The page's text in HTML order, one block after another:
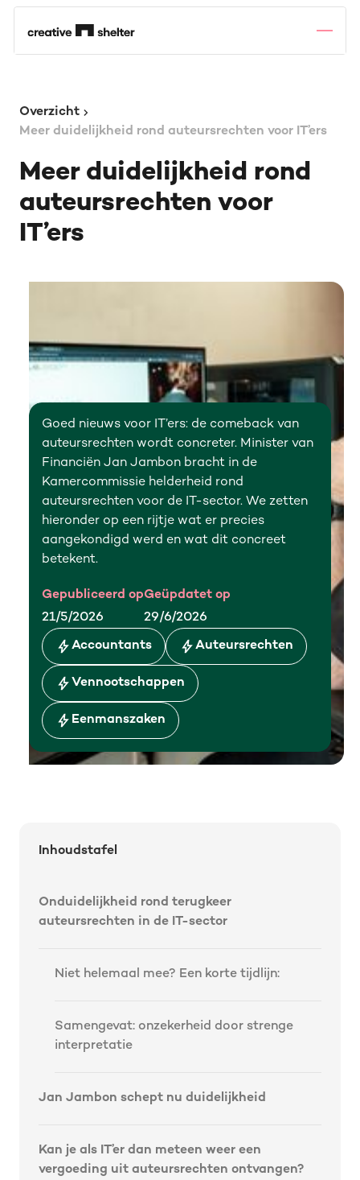
Overzicht
Meer duidelijkheid rond auteursrechten voor IT’ers
Meer duidelijkheid rond
auteursrechten voor
IT’ers
Goed nieuws voor IT’ers: de comeback van
auteursrechten wordt concreter. Minister van
Financiën Jan Jambon bracht in de
Kamercommissie helderheid rond
auteursrechten voor de IT-sector. We zetten
hieronder op een rijtje wat er precies
aangekondigd werd en wat dit concreet
betekent.
Gepubliceerd op
21/5/2026
Geüpdatet op
29/6/2026
Accountants Auteursrechten
Vennootschappen
Eenmanszaken
Inhoudstafel
Onduidelijkheid rond terugkeer
auteursrechten in de IT-sector
Niet helemaal mee? Een korte tijdlijn:
Samengevat: onzekerheid door strenge
interpretatie
Jan Jambon schept nu duidelijkheid
Kan je als IT’er dan meteen weer een
vergoeding uit auteursrechten ontvangen?